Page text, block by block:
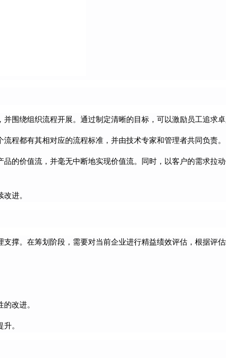
围绕组织流程开展。通过制定清晰的目标，可以激励员工追求卓
程都有其相对应的流程标准，并由技术专家和管理者共同负责。
的价值流，并毫无中断地实现价值流。同时，以客户的需求拉
进。
撑。在筹划阶段，需要对当前企业进行精益绩效评估，根据评估
改进。
。